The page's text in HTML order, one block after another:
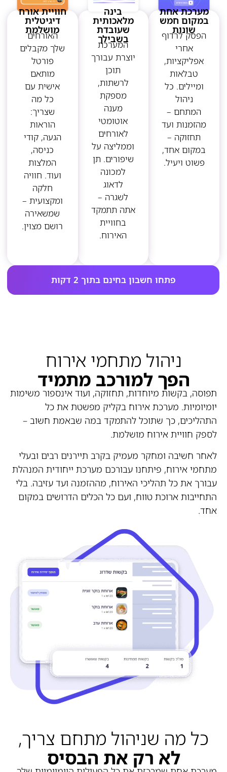
מערכת אחת
במקום חמש
שונות
הפסק לרדוף
אחרי
אפליקציות,
טבלאות
ומיילים. כל
ניהול
המתחם –
מהזמנות ועד
תחזוקה –
במקום אחד,
פשוט ויעיל.
בינה
מלאכותית
שעובדת
בשבילך
המערכת
יוצרת עבורך
תוכן
לרשתות,
מספקת
מענה
אוטומטי
לאורחים
וממליצה על
שיפורים. תן
למכונה
לדאוג
לשגרה –
אתה תתמקד
בחוויית
האירוח.
חוויית אורח
דיגיטלית
מושלמת
האורחים
שלך מקבלים
פורטל
מותאם
אישית עם
כל מה
שצריך:
הוראות
הגעה, קודי
כניסה,
המלצות
ועוד. חוויה
חלקה
ומקצועית –
שמשאירה
רושם מצוין.
פתחו חשבון בחינם בתוך 2 דקות
ניהול מתחמי אירוח
הפך למורכב מתמיד
תפוסה, בקשות מיוחדות, תחזוקה, ועוד אינספור משימות
יומיומיות. מערכת אירוח בקליק מפשטת את כל
התהליכים, כך שתוכל להתמקד במה שבאמת חשוב –
לספק חוויית אירוח מושלמת.
לאחר חשיבה ומחקר מעמיק בקרב תיירנים רבים ובעלי
מתחמי אירוח, פיתחנו עבורכם מערכת ייחודית המנהלת
עבורך את כל תהליכי האירוח, מההזמנה ועד עזיבה. בלי
התחייבות ארוכת טווח, ועם כל הכלים הדרושים במקום
אחד.
כל מה שניהול מתחם צריך,
לא רק את הבסיס